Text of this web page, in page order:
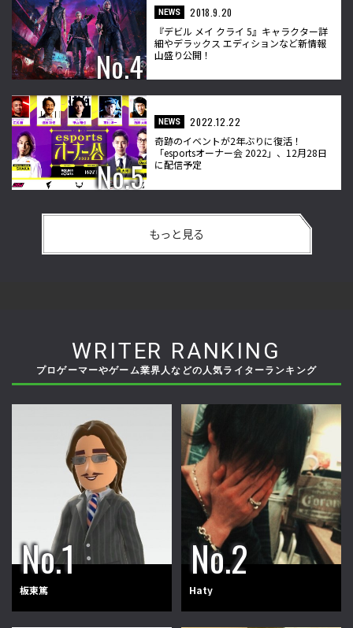
NEWS
2018.9.20
『デビル メイ クライ 5』キャラクター詳
細やデラックス エディションなど新情報
山盛り公開！
NEWS
2022.12.22
奇跡のイベントが2年ぶりに復活！
「esportsオーナー会 2022」、12月28日
に配信予定
もっと見る
WRITER RANKING
プロゲーマーやゲーム業界人などの人気ライターランキング
板東篤 Haty